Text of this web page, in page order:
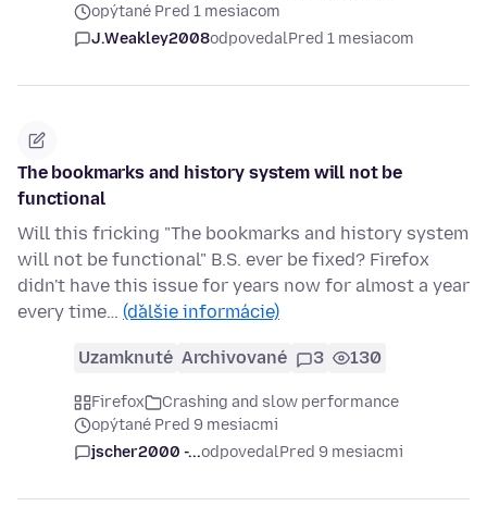
opýtané Pred 1 mesiacom
J.Weakley2008odpovedalPred 1 mesiacom
The bookmarks and history system will not be
functional
Will this fricking "The bookmarks and history system
will not be functional" B.S. ever be fixed? Firefox
didn't have this issue for years now for almost a year
every time… (ďalšie informácie)
Uzamknuté Archivované 3 130
Firefox
Crashing and slow performance
opýtané Pred 9 mesiacmi
jscher2000 -...odpovedalPred 9 mesiacmi